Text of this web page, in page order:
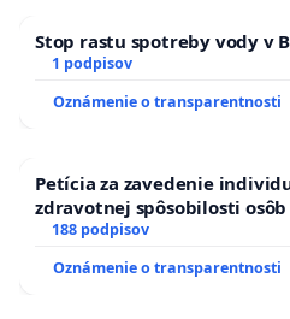
a slobodami.
Stop rastu spotreby vody v
1 podpisov
Oznámenie o transparentnosti
Petícia za zavedenie
zdravotnej spôsobilosti
pri prijímaní do Policajného
188 podpisov
Oznámenie o transparentnosti